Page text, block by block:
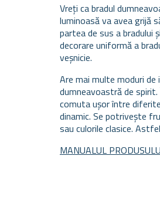
Vreți ca bradul
luminoasă va avea grijă
partea de sus a bradului
decorare uniformă a
veșnicie.
Are mai multe moduri
dumneavoastră de
comuta ușor între
dinamic. Se potrivește
sau culorile clasice.
MANUALUL